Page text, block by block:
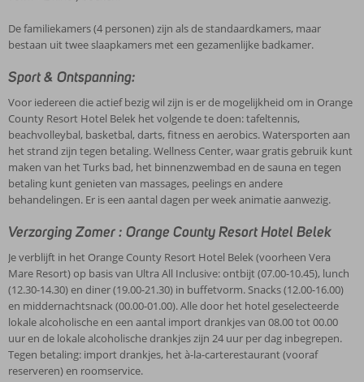
De familiekamers (4 personen) zijn als de standaardkamers, maar
bestaan uit twee slaapkamers met een gezamenlijke badkamer.
Sport & Ontspanning:
Voor iedereen die actief bezig wil zijn is er de mogelijkheid om in Orange
County Resort Hotel Belek het volgende te doen: tafeltennis,
beachvolleybal, basketbal, darts, fitness en aerobics. Watersporten aan
het strand zijn tegen betaling. Wellness Center, waar gratis gebruik kunt
maken van het Turks bad, het binnenzwembad en de sauna en tegen
betaling kunt genieten van massages, peelings en andere
behandelingen. Er is een aantal dagen per week animatie aanwezig.
Verzorging Zomer : Orange County Resort Hotel Belek
Je verblijft in het Orange County Resort Hotel Belek (voorheen Vera
Mare Resort) op basis van Ultra All Inclusive: ontbijt (07.00-10.45), lunch
(12.30-14.30) en diner (19.00-21.30) in buffetvorm. Snacks (12.00-16.00)
en middernachtsnack (00.00-01.00). Alle door het hotel geselecteerde
lokale alcoholische en een aantal import drankjes van 08.00 tot 00.00
uur en de lokale alcoholische drankjes zijn 24 uur per dag inbegrepen.
Tegen betaling: import drankjes, het à-la-carterestaurant (vooraf
reserveren) en roomservice.